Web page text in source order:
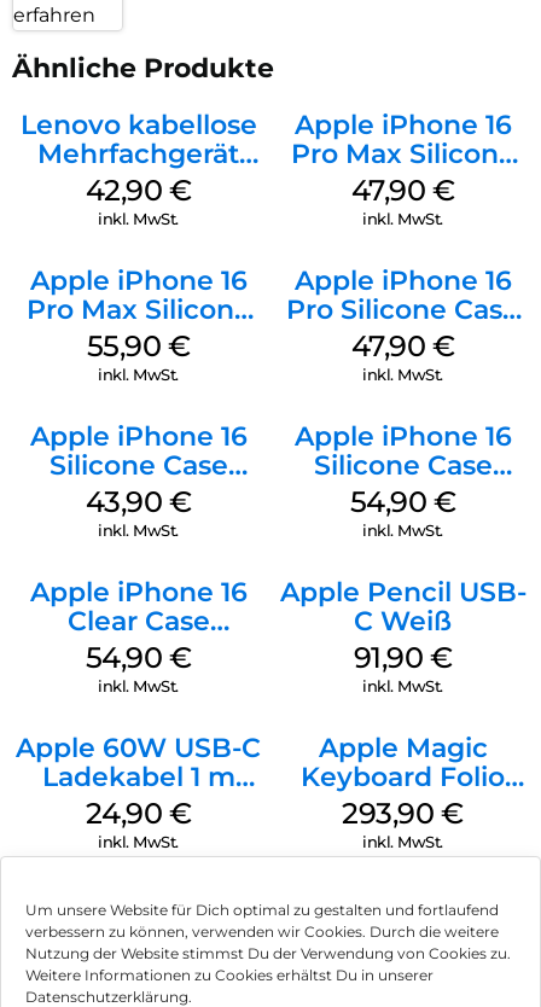
Um unsere Website für Dich optimal zu gestalten und fortlaufend
verbessern zu können, verwenden wir Cookies. Durch die weitere
Nutzung der Website stimmst Du der Verwendung von Cookies zu.
Weitere Informationen zu Cookies erhältst Du in unserer
Datenschutzerklärung.
erfahren
Ähnliche Produkte
Lenovo kabellose
Mehrfachgerät
Luna Grey
42,90 €
inkl. MwSt.
Apple iPhone 16
Pro Max Silicone
Case MagSafe
Black
47,90 €
inkl. MwSt.
Apple iPhone 16
Pro Max Silicone
Case MagSafe
Stone Gray
55,90 €
inkl. MwSt.
Apple iPhone 16
Pro Silicone Case
MagSafe Denim
47,90 €
inkl. MwSt.
Apple iPhone 16
Silicone Case
MagSafe Plum
43,90 €
inkl. MwSt.
Apple iPhone 16
Silicone Case
MagSafe Lake
Green
54,90 €
inkl. MwSt.
Apple iPhone 16
Clear Case
MagSafe
Transparent
54,90 €
inkl. MwSt.
Apple Pencil USB-
C Weiß
91,90 €
inkl. MwSt.
Apple 60W USB-C
Ladekabel 1 m
Weiß
24,90 €
inkl. MwSt.
Apple Magic
Keyboard Folio
iPad 10.9″ (10.Gen.)
Weiß
293,90€
inkl. MwSt.
Impressum